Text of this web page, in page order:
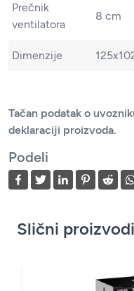
Prečnik
ventilatora
8 cm
Dimenzije
Tačan podatak o
deklaraciji proizvoda.
Podeli
Slični proizvodi